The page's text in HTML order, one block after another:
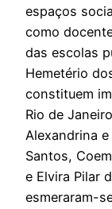
espaços
como
das escolas
Hemetério
constituem
Rio de
Alexandrina
Santos,
e Elvira Pilar
esmeraram-